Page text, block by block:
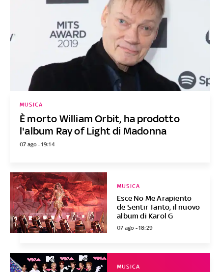
È morto William Orbit, ha prodotto
l'album Ray of Light di Madonna
MUSICA
07 ago - 19:14
Esce No Me Arapiento
de Sentir Tanto, il nuovo
album di Karol G
MUSICA
07 ago - 18:29
MUSICA